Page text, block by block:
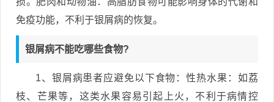
免疫功能，不利于银屑病的恢复。
银屑病不能吃哪些食物?
1、银屑病患者应避免以下食物：性热水果：如荔
枝、芒果等，这类水果容易引起上火，不利于病情控